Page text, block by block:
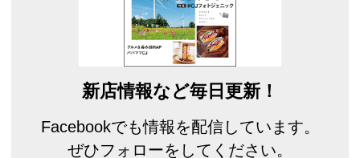
新店情報など毎日更新！
Facebookでも情報を配信しています。
ぜひフォローをしてください。